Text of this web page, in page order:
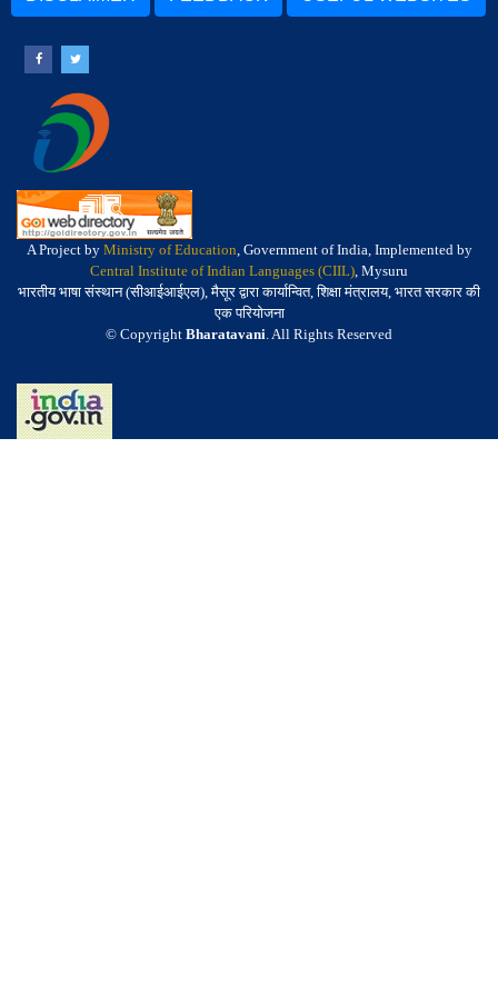
A Project by Ministry of Education, Government of India, Implemented by
Central Institute of Indian Languages (CIIL), Mysuru
भारतीय भाषा संस्थान (सीआईआईएल), मैसूर द्वारा कार्यान्वित, शिक्षा मंत्रालय, भारत सरकार की
एक परियोजना
© Copyright Bharatavani. All Rights Reserved